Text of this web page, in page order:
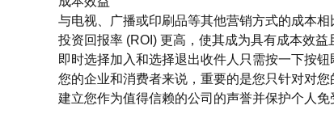
与电视、广播或印刷品等其他营销方式的成本
投资回报率 (ROI) 更高，使其成为具有成本效益
即时选择加入和选择退出收件人只需按一下按
您的企业和消费者来说，重要的是您只针对对
建立您作为值得信赖的公司的声誉并保护个人免